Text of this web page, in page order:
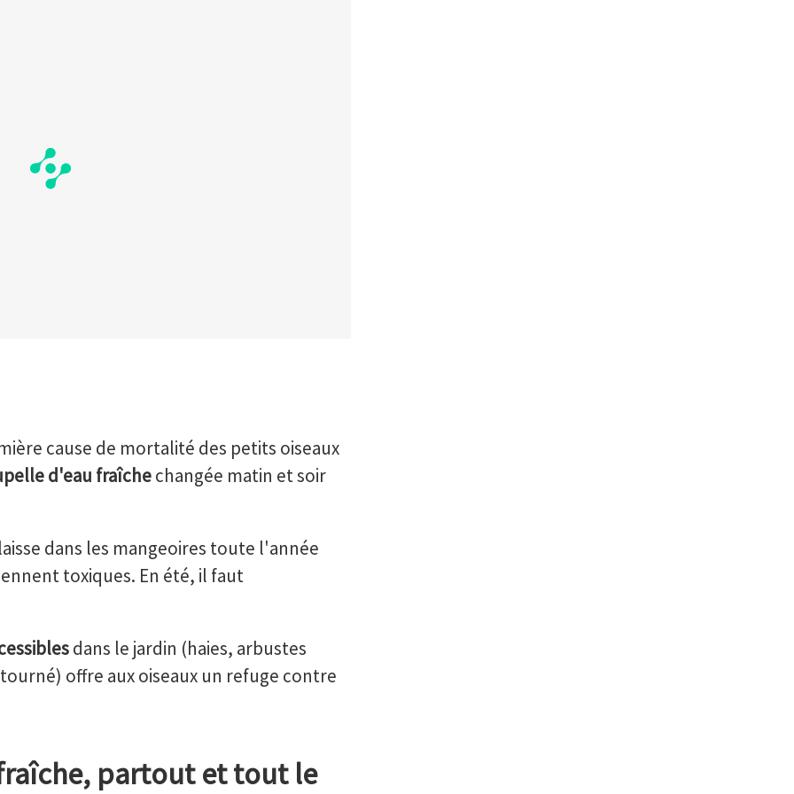
cause de mortalité des petits oiseaux
d'eau fraîchechangée matin et soir
dans les mangeoires toute l'année
toxiques. En été, il faut
dans le jardin (haies, arbustes
offre aux oiseaux un refuge contre
partout et tout le